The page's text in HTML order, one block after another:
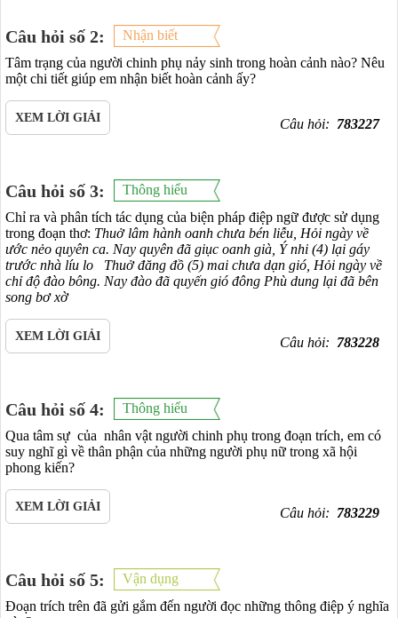
Câu hỏi số 2:
Nhận biết
Tâm trạng của người chinh phụ nảy sinh trong hoàn cảnh nào? Nêu
một chi tiết giúp em nhận biết hoàn cảnh ấy?
XEM LỜI GIẢI Câu hỏi: 783227
Câu hỏi số 3:
Thông hiểu
Chỉ ra và phân tích tác dụng của biện pháp điệp ngữ được sử dụng
trong đoạn thơ: Thuở lâm hành oanh chưa bén liễu, Hỏi ngày về
ước nẻo quyên ca. Nay quyên đã giục oanh già, Ý nhi (4) lại gáy
trước nhà líu lo
Thuở đăng đồ (5) mai chưa dạn gió, Hỏi ngày về
chỉ độ đào bông. Nay đào đã quyến gió đông Phù dung lại đã bên
song bơ xờ
XEM LỜI GIẢI Câu hỏi: 783228
Câu hỏi số 4:
Thông hiểu
Qua tâm sự của nhân vật người chinh phụ trong đoạn trích, em có
suy nghĩ gì về thân phận của những người phụ nữ trong xã hội
phong kiến?
XEM LỜI GIẢI Câu hỏi: 783229
Câu hỏi số 5:
Vận dụng
Đoạn trích trên đã gửi gắm đến người đọc những thông điệp ý nghĩa